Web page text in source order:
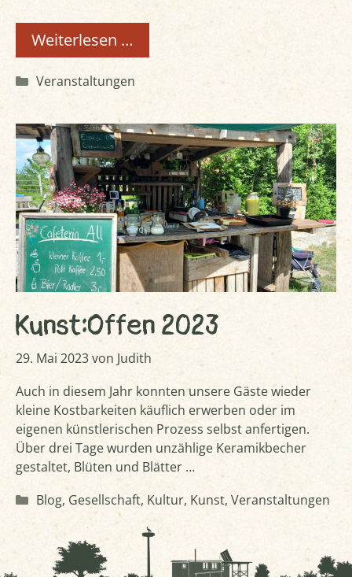
Weiterlesen …
Kategorien
Veranstaltungen
Kunst:Offen 2023
29. Mai 2023von Judith
Auch in diesem Jahr konnten unsere Gäste wieder
kleine Kostbarkeiten käuflich erwerben oder im
eigenen künstlerischen Prozess selbst anfertigen.
Über drei Tage wurden unzählige Keramikbecher
gestaltet, Blüten und Blätter …
Kategorien
Blog, Gesellschaft, Kultur, Kunst, Veranstaltungen